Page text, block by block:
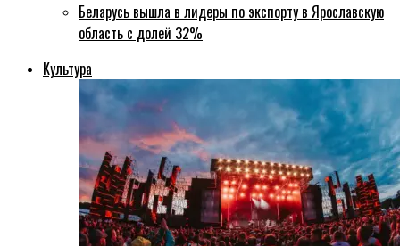
Беларусь вышла в лидеры по экспорту в Ярославскую
область с долей 32%
Культура